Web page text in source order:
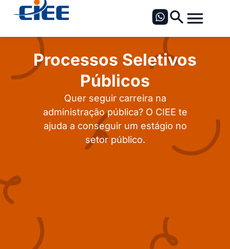
Processos Seletivos
Públicos
Quer seguir carreira na
administração pública? O CIEE te
ajuda a conseguir um estágio no
setor público.